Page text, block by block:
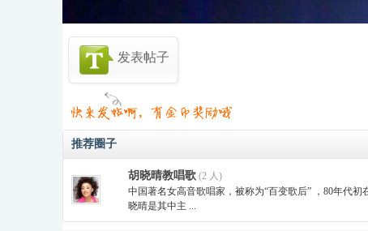
发表帖子
推荐圈子
胡晓晴教唱歌 (2 人)
中国著名女高音歌唱家，被称为“百变歌后” ，80年代
晓晴是其中主 ...